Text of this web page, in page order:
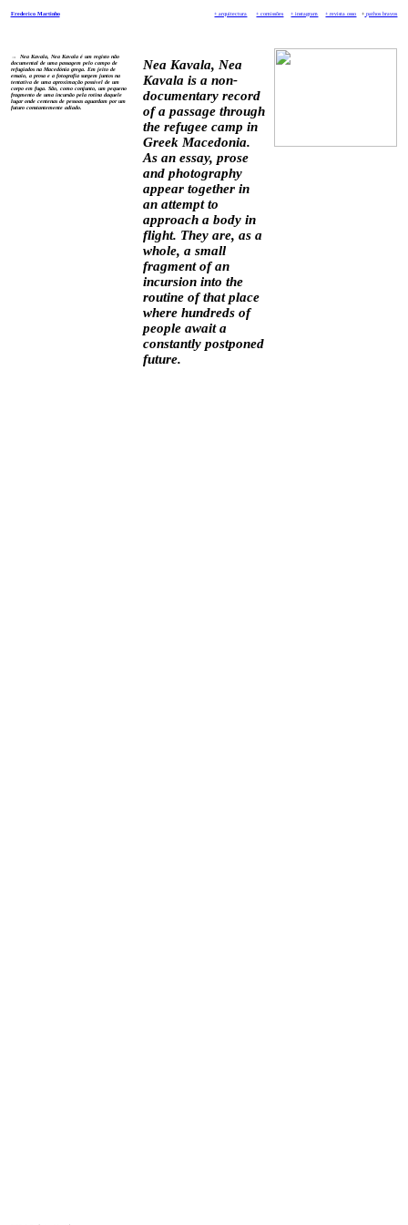
Frederico Martinho + arquitectura + comissões + instagram + revista osso + pathos bravos
→ Nea Kavala, Nea Kavalaé um registo não
documental de uma passagem pelo campo de
refugiados na Macedónia grega. Em jeito de
ensaio, a prosa e a fotografia surgem juntos na
tentativa de uma aproximação possível de um
corpo em fuga. São, como conjunto, um pequeno
fragmento de uma incursão pela rotina daquele
lugar onde centenas de pessoas aguardam por um
futuro constantemente adiado.
Nea Kavala, Nea
Kavala is a non-
documentary record
of a passage through
the refugee camp in
Greek Macedonia.
As an essay, prose
and photography
appear together in
an attempt to
approach a body in
flight. They are, as a
whole, a small
fragment of an
incursion into the
routine of that place
where hundreds of
people await a
constantly postponed
future.